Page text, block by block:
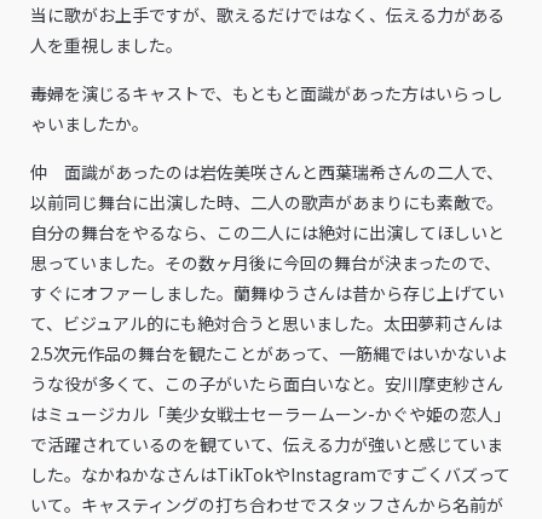
当に歌がお上手ですが、歌えるだけではなく、伝える力がある
人を重視しました。
――毒婦を演じるキャストで、もともと面識があった方はいらっし
ゃいましたか。
仲 面識があったのは岩佐美咲さんと西葉瑞希さんの二人で、
以前同じ舞台に出演した時、二人の歌声があまりにも素敵で。
自分の舞台をやるなら、この二人には絶対に出演してほしいと
思っていました。その数ヶ月後に今回の舞台が決まったので、
すぐにオファーしました。蘭舞ゆうさんは昔から存じ上げてい
て、ビジュアル的にも絶対合うと思いました。太田夢莉さんは
2.5次元作品の舞台を観たことがあって、一筋縄ではいかないよ
うな役が多くて、この子がいたら面白いなと。安川摩吏紗さん
はミュージカル「美少女戦士セーラームーン-かぐや姫の恋人」
で活躍されているのを観ていて、伝える力が強いと感じていま
した。なかねかなさんはTikTokやInstagramですごくバズって
いて。キャスティングの打ち合わせでスタッフさんから名前が